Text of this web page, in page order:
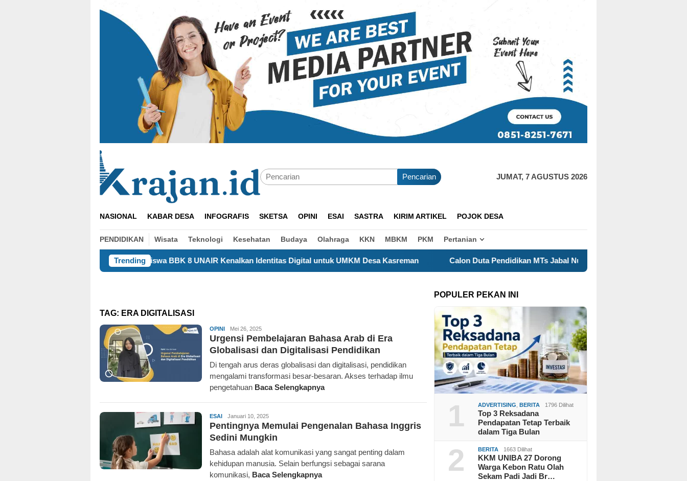
Pencarian JUMAT, 7 AGUSTUS 2026
NASIONAL KABAR DESA INFOGRAFIS SKETSA OPINI ESAI SASTRA KIRIM ARTIKEL POJOK DESA
PENDIDIKAN Wisata Teknologi Kesehatan Budaya Olahraga KKN MBKM PKM Pertanian
Trending
Mahasiswa BBK 8 UNAIR Kenalkan Identitas Digital untuk UMKM Desa Kasreman Calon Duta Pendidikan MTs Jabal Nurrohman Dibekali Materi Bahasa Indonesia dan
TAG: ERA DIGITALISASI
OPINIKrajan.id
Mei 26, 2025
Urgensi Pembelajaran Bahasa Arab di Era
Globalisasi dan Digitalisasi Pendidikan
Di tengah arus deras globalisasi dan digitalisasi, pendidikan
mengalami transformasi besar-besaran. Akses terhadap ilmu
pengetahuan Baca Selengkapnya
ESAIRedaksi
Januari 10, 2025
Pentingnya Memulai Pengenalan Bahasa Inggris
Sedini Mungkin
Bahasa adalah alat komunikasi yang sangat penting dalam
kehidupan manusia. Selain berfungsi sebagai sarana
komunikasi, Baca Selengkapnya
POPULER PEKAN INI
1 ADVERTISING ,BERITA 1796 Dilihat
Top 3 Reksadana
Pendapatan Tetap Terbaik
dalam Tiga Bulan
2 BERITA 1663 Dilihat
KKM UNIBA 27 Dorong
Warga Kebon Ratu Olah
Sekam Padi Jadi Br…